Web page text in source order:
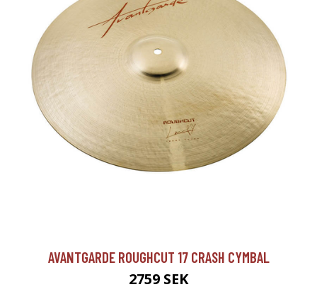
AVANTGARDE ROUGHCUT 17 CRASH CYMBAL
2759 SEK